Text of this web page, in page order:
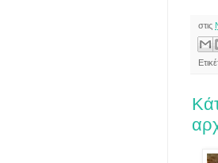
στις